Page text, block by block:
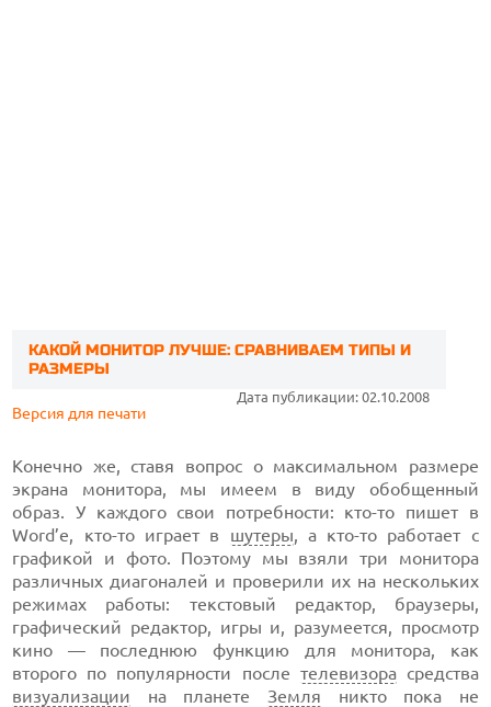
КАКОЙ МОНИТОР ЛУЧШЕ: СРАВНИВАЕМ ТИПЫ И
РАЗМЕРЫ
Дата публикации: 02.10.2008
Версия для печати
Конечно же, ставя вопрос о максимальном размере
экрана монитора, мы имеем в виду обобщенный
образ. У каждого свои потребности: кто-то пишет в
Word’е, кто-то играет в шутеры, а кто-то работает с
графикой и фото. Поэтому мы взяли три монитора
различных диагоналей и проверили их на нескольких
режимах работы: текстовый редактор, браузеры,
графический редактор, игры и, разумеется, просмотр
кино — последнюю функцию для монитора, как
второго по популярности после телевизорасредства
визуализации на планете Земля никто пока не